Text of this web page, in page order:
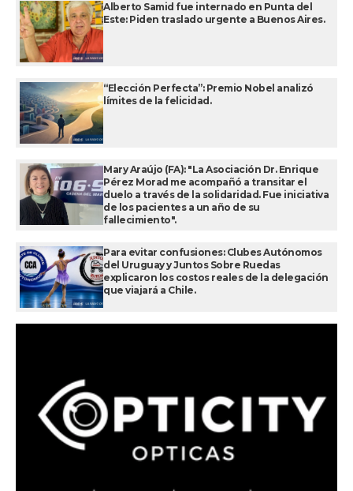
Alberto Samid fue internado en Punta del
Este: Piden traslado urgente a Buenos Aires.
“Elección Perfecta”: Premio Nobel analizó
límites de la felicidad.
Mary Araújo (FA): "La Asociación Dr. Enrique
Pérez Morad me acompañó a transitar el
duelo a través de la solidaridad. Fue iniciativa
de los pacientes a un año de su
fallecimiento".
Para evitar confusiones: Clubes Autónomos
del Uruguay y Juntos Sobre Ruedas
explicaron los costos reales de la delegación
que viajará a Chile.